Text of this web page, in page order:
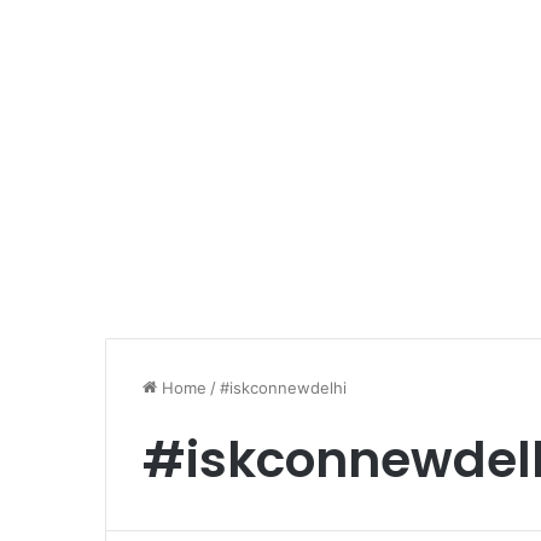
Home /#iskconnewdelhi